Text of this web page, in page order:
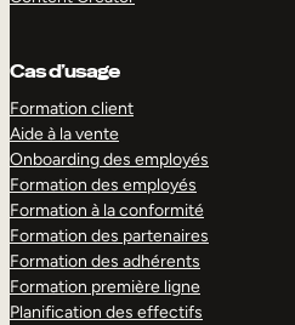
Cas d’usage
Formation client
Aide à la vente
Onboarding des employés
Formation des employés
Formation à la conformité
Formation des partenaires
Formation des adhérents
Formation première ligne
Planification des effectifs